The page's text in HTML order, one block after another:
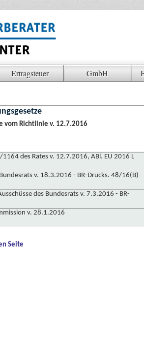
Ertragsteuer GmbH
vom Richtlinie v. 12.7.2016
des Rates v. 12.7.2016, ABl. EU 2016 L
v. 18.3.2016 - BR-Drucks. 48/16(B)
des Bundesrats v. 7.3.2016 - BR-
v. 28.1.2016
Seite